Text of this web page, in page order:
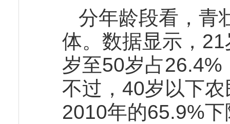
分年龄段看，青
体。数据显示，
岁至50岁占
不过，40岁以下
2010年的65.9%